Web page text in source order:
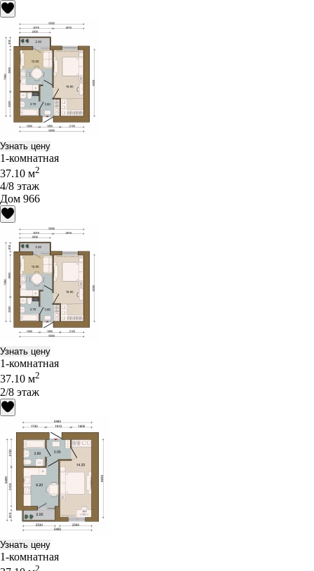
Узнать цену
1-комнатная
37.10 м2
4/8 этаж
Дом 966
Узнать цену
1-комнатная
37.10 м2
2/8 этаж
Узнать цену
1-комнатная
2